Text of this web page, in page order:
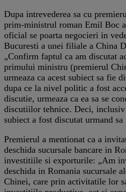
Dupa intrevederea sa cu
prim-ministrul roman Emil Boc
oficial se poarta negocieri in
Bucuresti a unei filiale a China
„Confirm faptul ca am discutat
primului ministru (premierul
urmeaza ca acest subiect sa fie
dupa ce la nivel politic a fost
discutie, urmeaza ca ea sa se
discutiilor tehnice. Deci,
subiect a fost discutat urmand
Premierul a mentionat ca a
deschida sucursale bancare in
investitiile si exporturile: „Am
deschida in Romania sucursale
Chinei, care prin activitatile lor